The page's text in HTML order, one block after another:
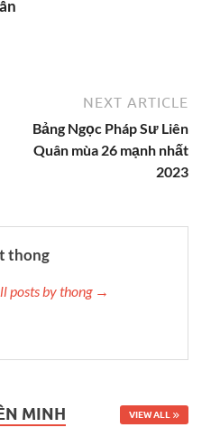
NEXT ARTICLE
Bảng Ngọc Pháp Sư Liên
Quân mùa 26 mạnh nhất
2023
thong
posts by thong →
MINH VIEW ALL